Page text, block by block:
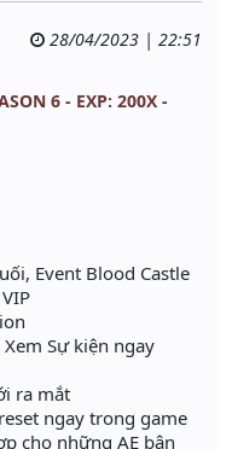
28/04/2023 | 22:51
6 - EXP: 200X -
Event Blood Castle
Sự kiện ngay
ra mắt
ngay trong game
cho những AE bận